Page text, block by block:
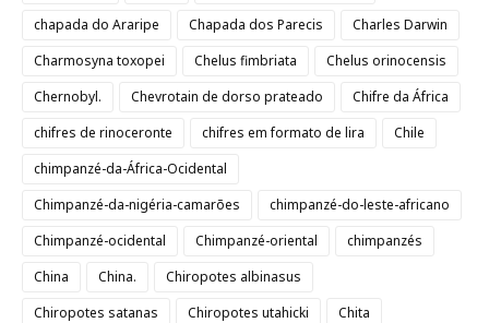
chapada do Araripe
Chapada dos Parecis
Charles Darwin
Charmosyna toxopei
Chelus fimbriata
Chelus orinocensis
Chernobyl.
Chevrotain de dorso prateado
Chifre da África
chifres de rinoceronte
chifres em formato de lira
Chile
chimpanzé-da-África-Ocidental
Chimpanzé-da-nigéria-camarões
chimpanzé-do-leste-africano
Chimpanzé-ocidental
Chimpanzé-oriental
chimpanzés
China
China.
Chiropotes albinasus
Chiropotes satanas
Chiropotes utahicki
Chita